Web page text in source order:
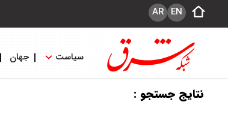
EN
AR
سیاست جهان
نتایج جستجو :